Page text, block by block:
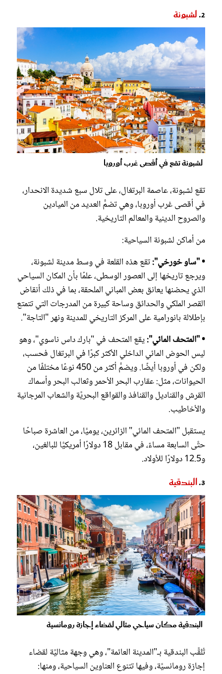
2. لشبونة
لشبونة تقع في أقصى غرب أوروبا
تقع لشبونة، عاصمة البرتغال، على تلال سبع شديدة الانحدار،
في أقصى غرب أوروبا، وهي تضمُّ العديد من الميادين
والصروح الدينية والمعالم التاريخية.
من أماكن لشبونة السياحية:
• "ساو خورخي":تقع هذه القلعة في وسط مدينة لشبونة،
ويرجع تاريخها إلى العصور الوسطى، علمًا بأن المكان السياحي
الذي يحضنها يعانق بعض المباني الملحقة، بما في ذلك أنقاض
القصر الملكي والحدائق وساحة كبيرة من المدرجات التي تتمتع
بإطلالة بانورامية على المركز التاريخي للمدينة ونهر "التاجة".
• "المتحف المائي":يقع المتحف في "بارك داس ناسوي"، وهو
ليس الحوض المائي الداخلي الأكثر كبرًا في البرتغال فحسب،
ولكن في أوروبا أيضًا. ويضمُّ أكثر من 450 نوعًا مختلفًا من
الحيوانات، مثل: عقارب البحر الأحمر وثعالب البحر وأسماك
القرش والقناديل والقنافذ والقواقع البحريَّة والشعاب المرجانية
والأخاطيب.
يستقبل "المتحف المائي" الزائرين، يوميًّا، من العاشرة صباحًا
حتَّى السابعة مساءً، في مقابل 18 دولارًا أمريكيًّا للبالغين،
و12.5 دولارًا للأولاد.
3. البندقية
البندقية مكان سياحي مثالي لقضاء إجازة رومانسية
تُلقَّب البندقية بـ"المدينة العائمة"، وهي وجهة مثاليَّة لقضاء
إجازة رومانسيَّة، وفيها تتنوع العناوين السياحية، ومنها: